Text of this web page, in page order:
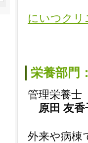
にいつク
栄養部門
管理栄養士
原田 友香
外来や病棟